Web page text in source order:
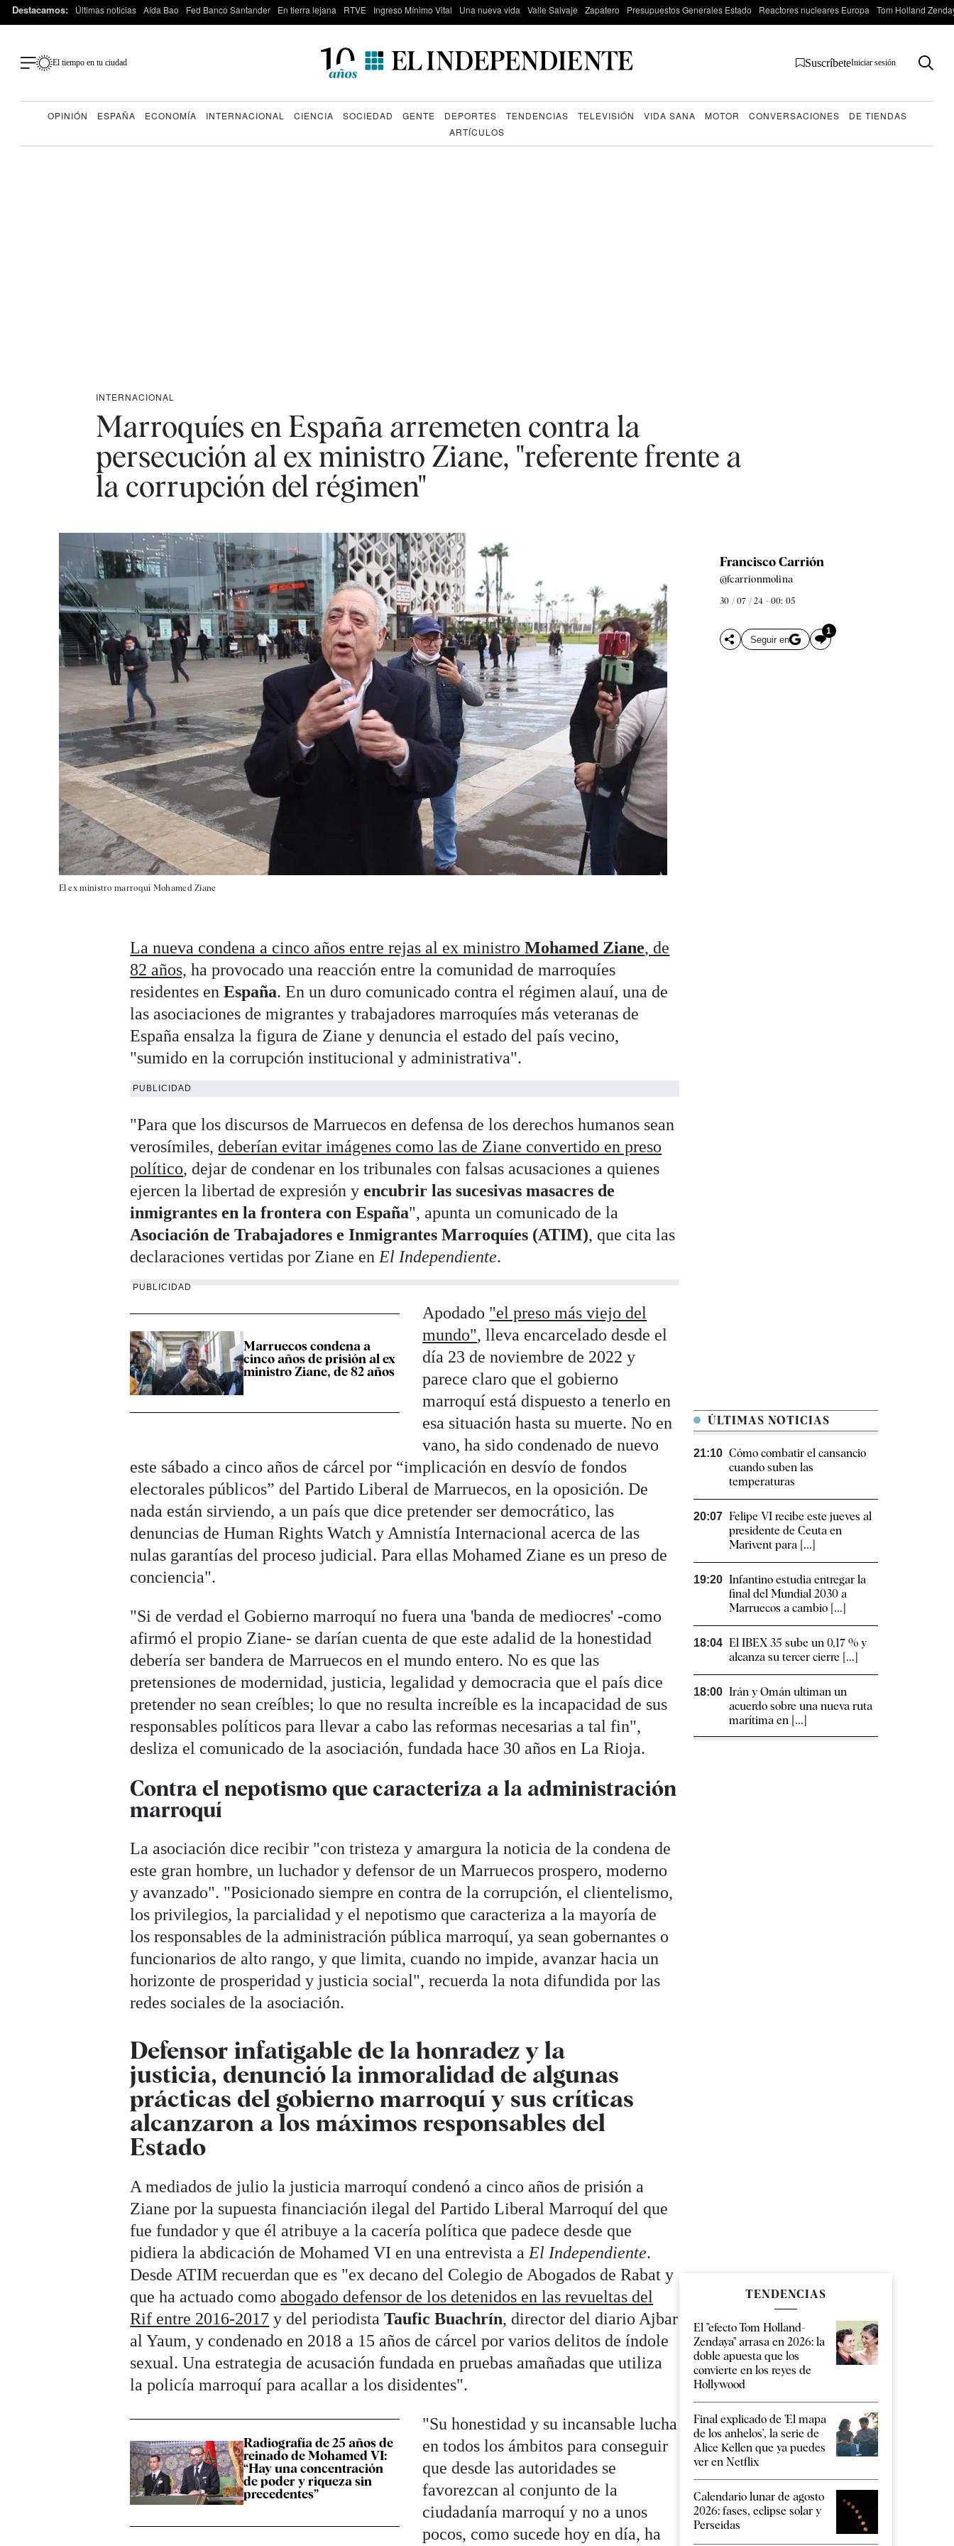
Destacamos: Últimas noticias Aída Bao Fed Banco Santander En tierra lejana RTVE Ingreso Mínimo Vital Una nueva vida Valle Salvaje Zapatero Presupuestos Generales Estado Reactores nucleares Europa Tom Holland
El tiempo en tu ciudad SuscríbeteIniciar sesión
OPINIÓN ESPAÑA ECONOMÍA INTERNACIONAL CIENCIA SOCIEDAD GENTE DEPORTES TENDENCIAS TELEVISIÓN VIDA SANA MOTOR CONVERSACIONES
DE TIENDAS
ARTÍCULOS
INTERNACIONAL
Marroquíes en España arremeten contra la
persecución al ex ministro Ziane, "referente frente a
la corrupción del régimen"
El ex ministro marroquí Mohamed Ziane
Francisco Carrión
@fcarrionmolina
30 / 07 / 24 - 00: 05
Seguir en
1
La nueva condena a cinco años entre rejas al ex ministroMohamed Ziane, de
82 años, ha provocado una reacción entre la comunidad de marroquíes
residentes enEspaña. En un duro comunicado contra el régimen alauí, una de
las asociaciones de migrantes y trabajadores marroquíes más veteranas de
España ensalza la figura de Ziane y denuncia el estado del país vecino,
"sumido en la corrupción institucional y administrativa".
PUBLICIDAD
"Para que los discursos de Marruecos en defensa de los derechos humanos sean
verosímiles,deberían evitar imágenes como las de Ziane convertido en preso
político, dejar de condenar en los tribunales con falsas acusaciones a quienes
ejercen la libertad de expresión yencubrir las sucesivas masacres de
inmigrantes en la frontera con España", apunta un comunicado de la
Asociación de Trabajadores e Inmigrantes Marroquíes (ATIM), que cita las
declaraciones vertidas por Ziane en El Independiente.
PUBLICIDAD
Marruecos condena a
cinco años de prisión al ex
ministro Ziane, de 82 años
Apodado "el preso más viejo del
mundo", lleva encarcelado desde el
día 23 de noviembre de 2022 y
parece claro que el gobierno
marroquí está dispuesto a tenerlo en
esa situación hasta su muerte. No en
vano, ha sido condenado de nuevo
este sábado a cinco años de cárcel por “implicación en desvío de fondos
electorales públicos” del Partido Liberal de Marruecos, en la oposición. De
nada están sirviendo, a un país que dice pretender ser democrático, las
denuncias de Human Rights Watch y Amnistía Internacional acerca de las
nulas garantías del proceso judicial. Para ellas Mohamed Ziane es un preso de
conciencia".
"Si de verdad el Gobierno marroquí no fuera una 'banda de mediocres' -como
afirmó el propio Ziane- se darían cuenta de que este adalid de la honestidad
debería ser bandera de Marruecos en el mundo entero. No es que las
pretensiones de modernidad, justicia, legalidad y democracia que el país dice
pretender no sean creíbles; lo que no resulta increíble es la incapacidad de sus
responsables políticos para llevar a cabo las reformas necesarias a tal fin",
desliza el comunicado de la asociación, fundada hace 30 años en La Rioja.
Contra el nepotismo que caracteriza a la administración
marroquí
La asociación dice recibir "con tristeza y amargura la noticia de la condena de
este gran hombre, un luchador y defensor de un Marruecos prospero, moderno
y avanzado". "Posicionado siempre en contra de la corrupción, el clientelismo,
los privilegios, la parcialidad y el nepotismo que caracteriza a la mayoría de
los responsables de la administración pública marroquí, ya sean gobernantes o
funcionarios de alto rango, y que limita, cuando no impide, avanzar hacia un
horizonte de prosperidad y justicia social", recuerda la nota difundida por las
redes sociales de la asociación.
Defensor infatigable de la honradez y la
justicia, denunció la inmoralidad de algunas
prácticas del gobierno marroquí y sus críticas
alcanzaron a los máximos responsables del
Estado
A mediados de julio la justicia marroquí condenó a cinco años de prisión a
Ziane por la supuesta financiación ilegal del Partido Liberal Marroquí del que
fue fundador y que él atribuye a la cacería política que padece desde que
pidiera la abdicación de Mohamed VI en una entrevista a El Independiente.
Desde ATIM recuerdan que es "ex decano del Colegio de Abogados de Rabat y
que ha actuado como abogado defensor de los detenidos en las revueltas del
Rif entre 2016-2017 y del periodistaTaufic Buachrín, director del diario Ajbar
al Yaum, y condenado en 2018 a 15 años de cárcel por varios delitos de índole
sexual. Una estrategia de acusación fundada en pruebas amañadas que utiliza
la policía marroquí para acallar a los disidentes".
Radiografía de 25 años de
reinado de Mohamed VI:
“Hay una concentración
de poder y riqueza sin
precedentes”
"Su honestidad y su incansable lucha
en todos los ámbitos para conseguir
que desde las autoridades se
favorezcan al conjunto de la
ciudadanía marroquí y no a unos
pocos, como sucede hoy en día, ha
ÚLTIMAS NOTICIAS
21:10 Cómo combatir el cansancio​
cuando suben las
temperaturas
20:07 Felipe VI recibe este jueves al
presidente de Ceuta en
Marivent para [...]
19:20 Infantino estudia entregar la
final del Mundial 2030 a
Marruecos a cambio [...]
18:04 El IBEX 35 sube un 0,17 % y
alcanza su tercer cierre [...]
18:00 Irán y Omán ultiman un
acuerdo sobre una nueva ruta
marítima en [...]
TENDENCIAS
El "efecto Tom Holland-
Zendaya" arrasa en 2026: la
doble apuesta que los
convierte en los reyes de
Hollywood
Final explicado de 'El mapa
de los anhelos', la serie de
Alice Kellen que ya puedes
ver en Netflix
Calendario lunar de agosto
2026: fases, eclipse solar y
Perseidas